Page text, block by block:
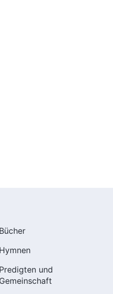
Bücher
Hymnen
Predigten und
Gemeinschaft